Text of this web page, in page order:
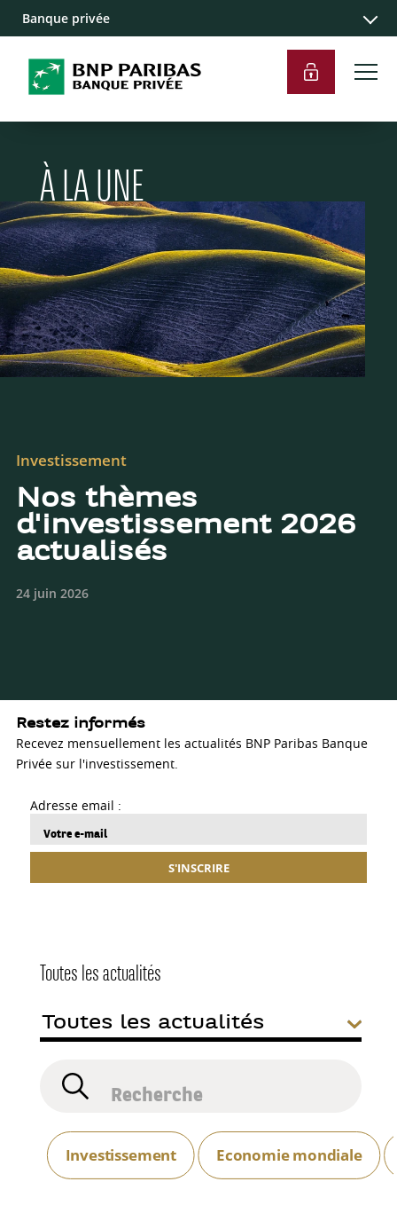
Banque privée
À LA UNE
Investissement
Nos thèmes
d'investissement 2026
actualisés
24 juin 2026
Restez informés
Recevez mensuellement les actualités BNP Paribas Banque
Privée sur l'investissement.
Adresse email :
S'INSCRIRE
Toutes les actualités
Investissement Economie mondiale